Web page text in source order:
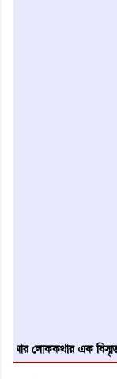
এক বিস্মৃত ভূখণ্ড